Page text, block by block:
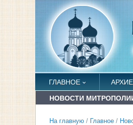
ГЛАВНОЕ
НОВОСТИ
На главную / Главное /